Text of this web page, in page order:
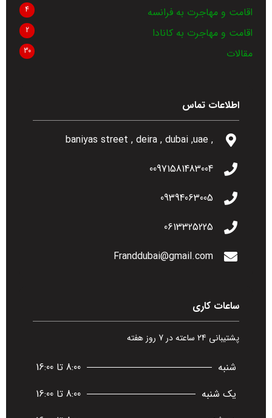
اقامت و مهاجرت به فرانسه 4
اقامت و مهاجرت به کانادا 2
مقالات 30
اطلاعات تماس
, baniyas street , deira , dubai ,uae
00971581483004
09394063005
0613325225
Franddubai@gmail.com
ساعات کاری
پشتیبانی 24 ساعته در 7 روز هفته
شنبه
8:00 تا 16:00
یک شنبه
8:00 تا 16:00